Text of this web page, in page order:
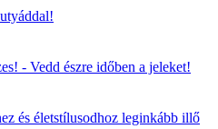
- Vedd észre időben a jeleket!
és életstílusodhoz leginkább illő